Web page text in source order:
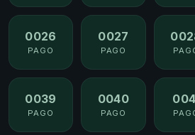
0026
PAGO
0027
PAGO
0039
PAGO
0040
PAGO